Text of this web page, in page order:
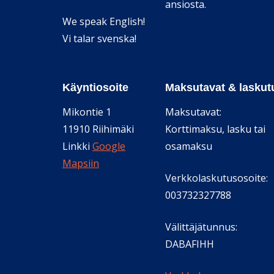
We speak English!
Vi talar svenska!
Käyntiosoite
Mikontie 1
11910 Riihimäki
Linkki Google
Mapsiin
ansiosta.
Maksutavat &
Maksutavat:
Korttimaksu, lasku tai
osamaksu
Verkkolaskutusosoite:
003732327788
Välittäjätunnus:
DABAFIHH